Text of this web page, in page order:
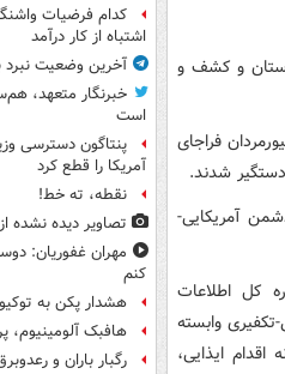
استان و کشف و
فراجای
شدند.
آمریکایی-
کل اطلاعات
وابسته
ایذایی،
کدام فرضیات
اشتباه از کار درآمد
آخرین وضعیت
خبرنگار متعهد،
است
پنتاگون دسترسی
آمریکا را قطع کرد
نقطه، ته خط!
تصاویر دیده‌ نشده
مهران غفوریان:
کنم
هشدار پکن به
هافبک
رگبار باران و